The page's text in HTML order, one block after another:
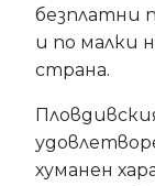
безплатни
и по малки
страна.
хуманен